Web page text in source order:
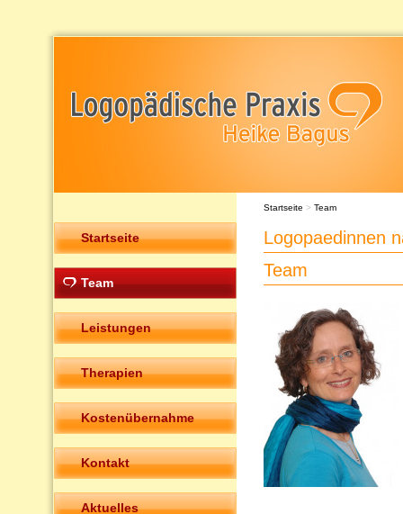
Startseite
Team
Leistungen
Therapien
Kostenübernahme
Kontakt
Aktuelles
Startseite > Team
Logopaedinnen
Team